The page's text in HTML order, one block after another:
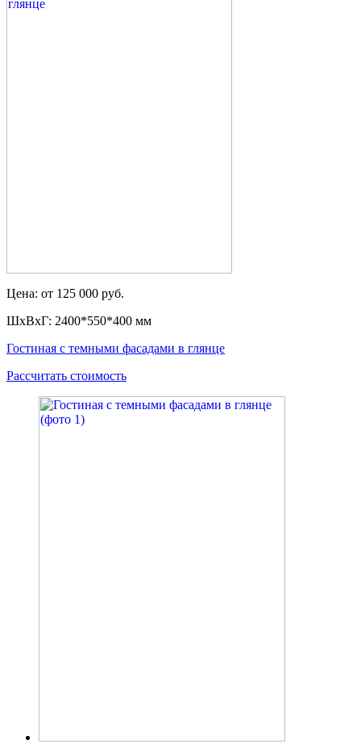
Цена: от 125 000 руб.
ШxВxГ: 2400*550*400 мм
Гостиная с темными фасадами в глянце
Рассчитать стоимость